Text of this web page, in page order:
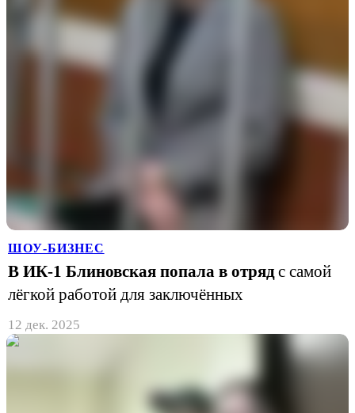
ШОУ-БИЗНЕС
В ИК-1 Блиновская попала в отряд с самой
лёгкой работой для заключённых
12 дек. 2025